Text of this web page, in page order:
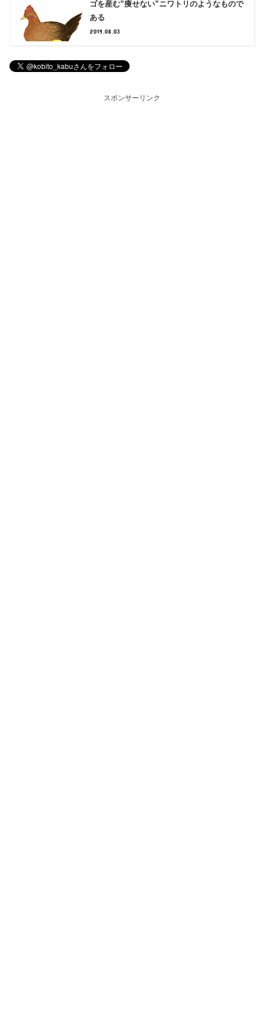
ゴを産む”痩せない”ニワトリのようなもので
ある
2019.08.03
スポンサーリンク